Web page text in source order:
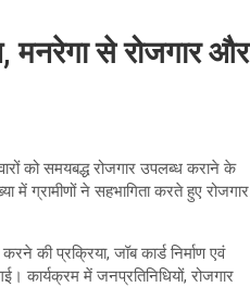
मनरेगा से रोजगार और
को समयबद्ध रोजगार उपलब्ध कराने के
ग्रामीणों ने सहभागिता करते हुए रोजगार
की प्रक्रिया, जॉब कार्ड निर्माण एवं
कार्यक्रम में जनप्रतिनिधियों, रोजगार